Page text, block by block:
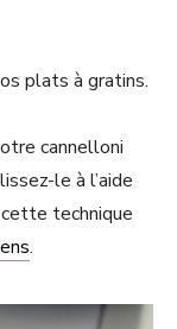
plats à gratins.
cannelloni
le à l’aide
cette technique
.